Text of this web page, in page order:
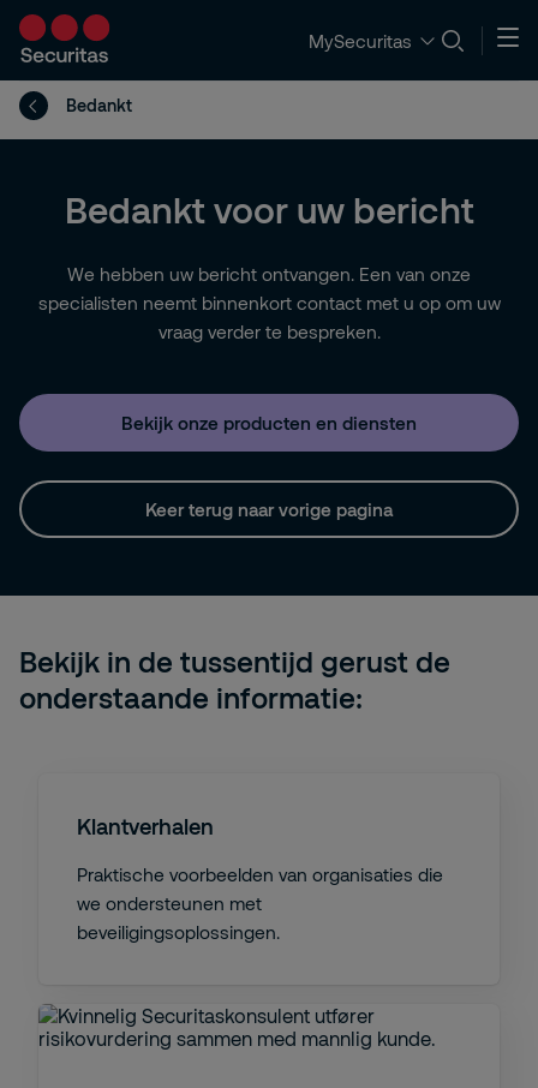
MySecuritas
Bedankt
Bedankt voor uw bericht
We hebben uw bericht ontvangen. Een van onze
specialisten neemt binnenkort contact met u op om uw
vraag verder te bespreken.
Bekijk onze producten en diensten
Keer terug naar vorige pagina
Bekijk in de tussentijd gerust de
onderstaande informatie:
Klantverhalen
Praktische voorbeelden van organisaties die
we ondersteunen met
beveiligingsoplossingen.